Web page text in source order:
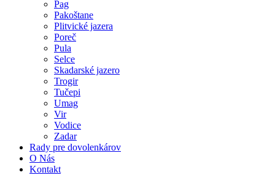
Pag
Pakoštane
Plitvické jazera
Poreč
Pula
Selce
Skadarské jazero
Trogir
Tučepi
Umag
Vir
Vodice
Zadar
Rady pre dovolenkárov
O Nás
Kontakt